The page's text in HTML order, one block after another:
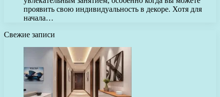
проявить свою индивидуальность в декоре. Хотя для
начала…
Свежие записи